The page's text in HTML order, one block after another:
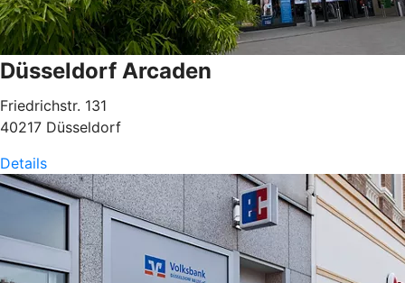
Düsseldorf Arcaden
Friedrichstr. 131
40217 Düsseldorf
Details